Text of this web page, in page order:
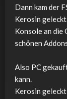
Dann kam der
Kerosin
Konsole an die
schönen
Also PC
kann.
Kerosin geleckt